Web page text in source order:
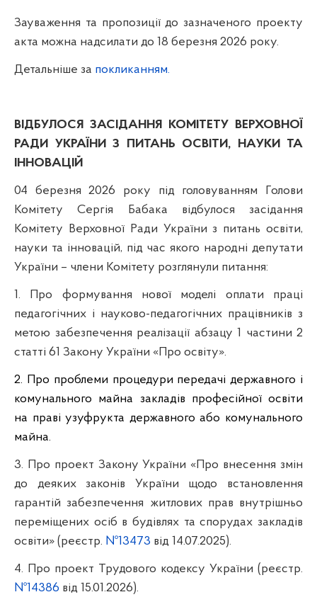
Зауваження та пропозиції до зазначеного проекту
акта можна надсилати до 18 березня 2026 року.
Детальніше за покликанням.
ВІДБУЛОСЯ ЗАСІДАННЯ КОМІТЕТУ ВЕРХОВНОЇ
РАДИ УКРАЇНИ З ПИТАНЬ ОСВІТИ, НАУКИ ТА
ІННОВАЦІЙ
04 березня 2026 року під головуванням Голови
Комітету Сергія Бабака відбулося засідання
Комітету Верховної Ради України з питань освіти,
науки та інновацій, під час якого народні депутати
України – члени Комітету розглянули питання:
1. Про формування нової моделі оплати праці
педагогічних і науково-педагогічних працівників з
метою забезпечення реалізації абзацу 1 частини 2
статті 61 Закону України «Про освіту».
2. Про проблеми процедури передачі державного і
комунального майна закладів професійної освіти
на праві узуфрукта державного або комунального
майна.
3. Про проект Закону України «Про внесення змін
до деяких законів України щодо встановлення
гарантій забезпечення житлових прав внутрішньо
переміщених осіб в будівлях та спорудах закладів
освіти» (реєстр. №13473 від 14.07.2025).
4. Про проект Трудового кодексу України (реєстр.
№14386 від 15.01.2026).